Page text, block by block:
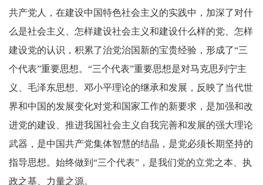
共产党人，在建设中国特色社会主义的实践中，加深了对什
么是社会主义、怎样建设社会主义和建设什么样的党、怎样
建设党的认识，积累了治党治国新的宝贵经验，形成了“三
个代表”重要思想。“三个代表”重要思想是对马克思列宁主
义、毛泽东思想、邓小平理论的继承和发展，反映了当代世
界和中国的发展变化对党和国家工作的新要求，是加强和改
进党的建设、推进我国社会主义自我完善和发展的强大理论
武器，是中国共产党集体智慧的结晶，是党必须长期坚持的
指导思想。始终做到“三个代表”，是我们党的立党之本、执
政之基、力量之源。